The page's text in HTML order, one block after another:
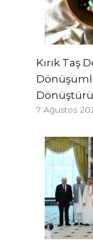
Kırık Taş
7 Ağustos